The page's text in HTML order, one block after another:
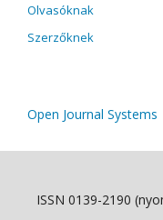
Olvasóknak
Szerzőknek
Open Journal Systems
ISSN 0139-2190